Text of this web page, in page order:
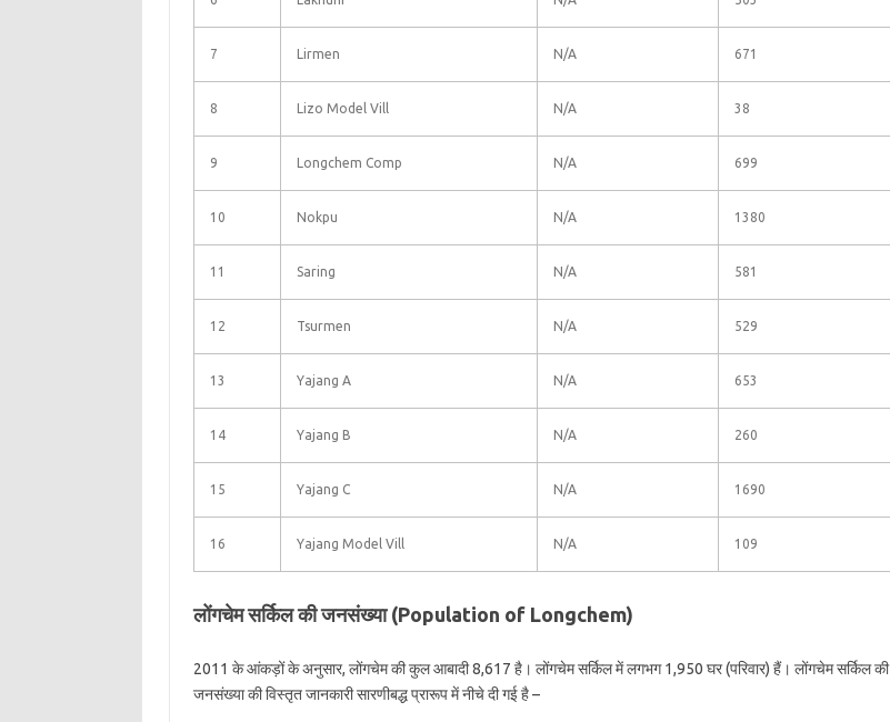
7 Lirmen N/A 671
8 Lizo Model Vill N/A 38
9 Longchem Comp N/A 699
10 Nokpu N/A 1380
11 Saring N/A 581
12 Tsurmen N/A 529
13 Yajang A N/A 653
14 Yajang B N/A 260
15 Yajang C N/A 1690
16 Yajang Model Vill N/A 109
लोंगचेम सर्किल की जनसंख्या (Population of Longchem)
2011 के आंकड़ों के अनुसार, लोंगचेम की कुल आबादी 8,617 है। लोंगचेम सर्किल में लगभग 1,950 घर (परिवार) हैं। लोंगचेम सर्किल की
जनसंख्या की विस्तृत जानकारी सारणीबद्ध प्रारूप में नीचे दी गई है –